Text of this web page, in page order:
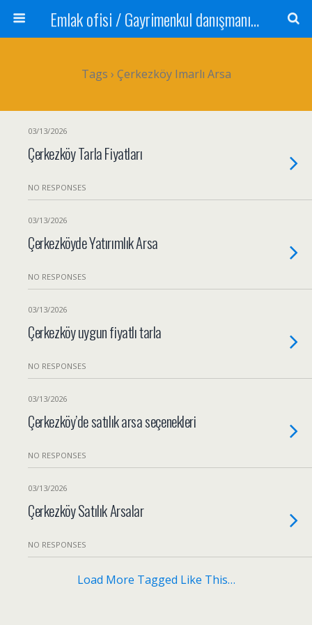
Emlak ofisi / Gayrimenkul danışmanı Satılık daire / Kiralık daire Satılık arsa / Tarla Satılık dükkan / Mağaza Devren satılık işyeri Depo ve antrepo Yatırım: Yatırımlık arsa
Tags › Çerkezköy Imarlı Arsa
03/13/2026
Çerkezköy Tarla Fiyatları
NO RESPONSES
03/13/2026
Çerkezköyde Yatırımlık Arsa
NO RESPONSES
03/13/2026
Çerkezköy uygun fiyatlı tarla
NO RESPONSES
03/13/2026
Çerkezköy’de satılık arsa seçenekleri
NO RESPONSES
03/13/2026
Çerkezköy Satılık Arsalar
NO RESPONSES
Load More Tagged Like This…